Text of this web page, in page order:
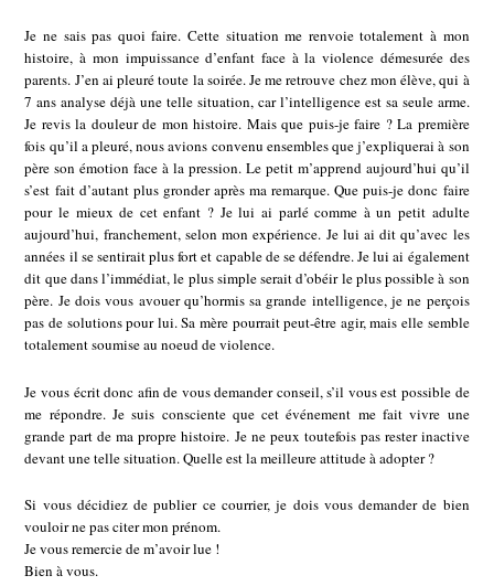
Je ne sais pas quoi faire. Cette situation me renvoie totalement à mon
histoire, à mon impuissance d’enfant face à la violence démesurée des
parents. J’en ai pleuré toute la soirée. Je me retrouve chez mon élève, qui à
7 ans analyse déjà une telle situation, car l’intelligence est sa seule arme.
Je revis la douleur de mon histoire. Mais que puis-je faire ? La première
fois qu’il a pleuré, nous avions convenu ensembles que j’expliquerai à son
père son émotion face à la pression. Le petit m’apprend aujourd’hui qu’il
s’est fait d’autant plus gronder après ma remarque. Que puis-je donc faire
pour le mieux de cet enfant ? Je lui ai parlé comme à un petit adulte
aujourd’hui, franchement, selon mon expérience. Je lui ai dit qu’avec les
années il se sentirait plus fort et capable de se défendre. Je lui ai également
dit que dans l’immédiat, le plus simple serait d’obéir le plus possible à son
père. Je dois vous avouer qu’hormis sa grande intelligence, je ne perçois
pas de solutions pour lui. Sa mère pourrait peut-être agir, mais elle semble
totalement soumise au noeud de violence.
Je vous écrit donc afin de vous demander conseil, s’il vous est possible de
me répondre. Je suis consciente que cet événement me fait vivre une
grande part de ma propre histoire. Je ne peux toutefois pas rester inactive
devant une telle situation. Quelle est la meilleure attitude à adopter ?
Si vous décidiez de publier ce courrier, je dois vous demander de bien
vouloir ne pas citer mon prénom.
Je vous remercie de m’avoir lue !
Bien à vous.